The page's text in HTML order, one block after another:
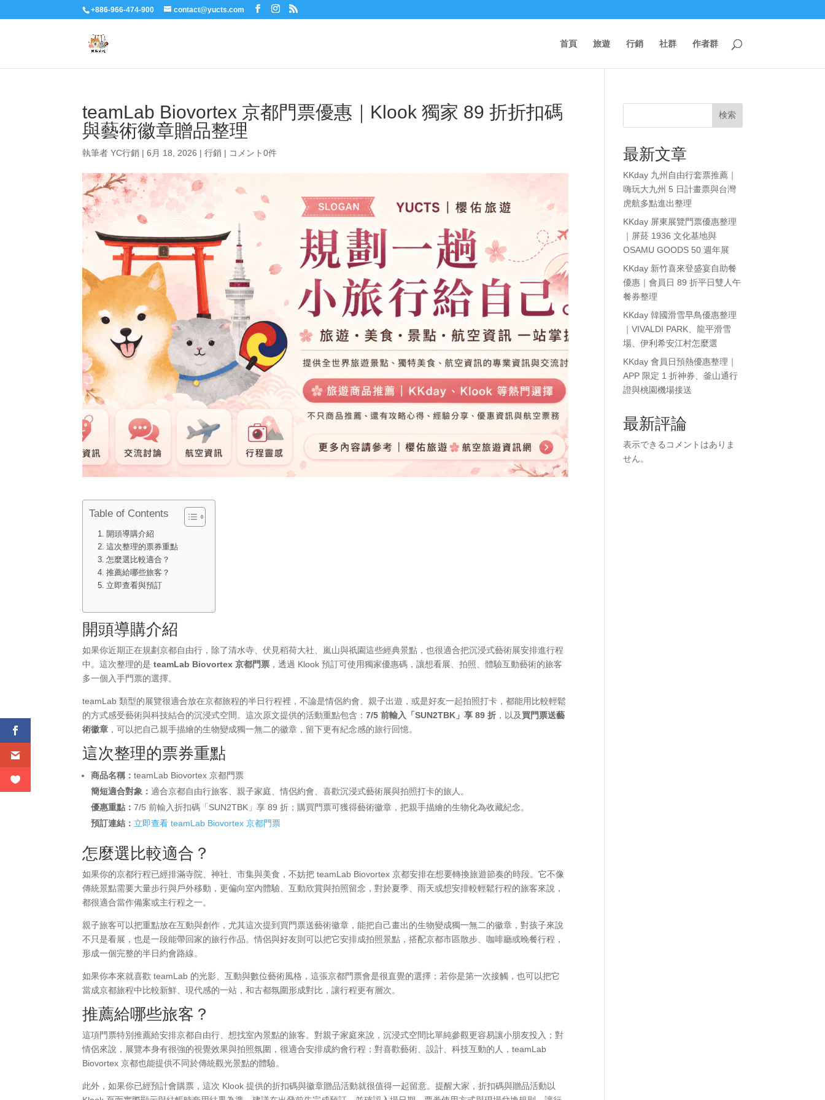
+886-966-474-900 contact@yucts.com
首頁 旅遊 行銷 社群 作者群
teamLab Biovortex 京都門票優惠｜Klook 獨家 89 折折扣碼
與藝術徽章贈品整理
執筆者YC行銷 |6月 18, 2026 |行銷 | コメント0件
Table of Contents
開頭導購介紹
這次整理的票券重點
怎麼選比較適合？
推薦給哪些旅客？
立即查看與預訂
開頭導購介紹
如果你近期正在規劃京都自由行，除了清水寺、伏見稻荷大社、嵐山與祇園這些經典景點，也很適合把沉浸式藝術展安排進行程
中。這次整理的是teamLab Biovortex 京都門票 ，透過 Klook 預訂可使用獨家優惠碼，讓想看展、拍照、體驗互動藝術的旅客
多一個入手門票的選擇。
teamLab 類型的展覽很適合放在京都旅程的半日行程裡，不論是情侶約會、親子出遊，或是好友一起拍照打卡，都能用比較輕鬆
的方式感受藝術與科技結合的沉浸式空間。這次原文提供的活動重點包含：7/5 前輸入「SUN2TBK」享 89 折 ，以及買門票送藝
術徽章 ，可以把自己親手描繪的生物變成獨一無二的徽章，留下更有紀念感的旅行回憶。
這次整理的票券重點
商品名稱：teamLab Biovortex 京都門票
簡短適合對象：適合京都自由行旅客、親子家庭、情侶約會、喜歡沉浸式藝術展與拍照打卡的旅人。
優惠重點：7/5 前輸入折扣碼「SUN2TBK」享 89 折；購買門票可獲得藝術徽章，把親手描繪的生物化為收藏紀念。
預訂連結： 立即查看 teamLab Biovortex 京都門票
怎麼選比較適合？
如果你的京都行程已經排滿寺院、神社、市集與美食，不妨把 teamLab Biovortex 京都安排在想要轉換旅遊節奏的時段。它不像
傳統景點需要大量步行與戶外移動，更偏向室內體驗、互動欣賞與拍照留念，對於夏季、雨天或想安排較輕鬆行程的旅客來說，
都很適合當作備案或主行程之一。
親子旅客可以把重點放在互動與創作，尤其這次提到買門票送藝術徽章，能把自己畫出的生物變成獨一無二的徽章，對孩子來說
不只是看展，也是一段能帶回家的旅行作品。情侶與好友則可以把它安排成拍照景點，搭配京都市區散步、咖啡廳或晚餐行程，
形成一個完整的半日約會路線。
如果你本來就喜歡 teamLab 的光影、互動與數位藝術風格，這張京都門票會是很直覺的選擇；若你是第一次接觸，也可以把它
當成京都旅程中比較新鮮、現代感的一站，和古都氛圍形成對比，讓行程更有層次。
推薦給哪些旅客？
這項門票特別推薦給安排京都自由行、想找室內景點的旅客。對親子家庭來說，沉浸式空間比單純參觀更容易讓小朋友投入；對
情侶來說，展覽本身有很強的視覺效果與拍照氛圍，很適合安排成約會行程；對喜歡藝術、設計、科技互動的人，teamLab
Biovortex 京都也能提供不同於傳統觀光景點的體驗。
此外，如果你已經預計會購票，這次 Klook 提供的折扣碼與徽章贈品活動就很值得一起留意。提醒大家，折扣碼與贈品活動以
検索
最新文章
KKday 九州自由行套票推薦｜
嗨玩大九州 5 日計畫票與台灣
虎航多點進出整理
KKday 屏東展覽門票優惠整理
｜屏菸 1936 文化基地與
OSAMU GOODS 50 週年展
KKday 新竹喜來登盛宴自助餐
優惠｜會員日 89 折平日雙人午
餐券整理
KKday 韓國滑雪早鳥優惠整理
｜VIVALDI PARK、龍平滑雪
場、伊利希安江村怎麼選
KKday 會員日預熱優惠整理｜
APP 限定 1 折神券、釜山通行
證與桃園機場接送
最新評論
表示できるコメントはありま
せん。